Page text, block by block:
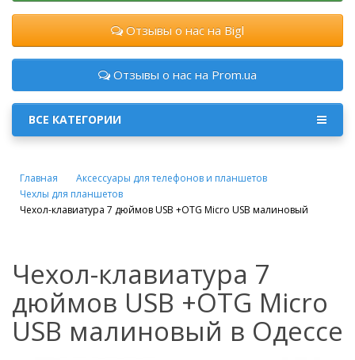
Отзывы о нас на Bigl
Отзывы о нас на Prom.ua
ВСЕ КАТЕГОРИИ
Главная
Аксессуары для телефонов и планшетов
Чехлы для планшетов
Чехол-клавиатура 7 дюймов USB +OTG Micro USB малиновый
Чехол-клавиатура 7
дюймов USB +OTG Micro
USB малиновый в Одессе